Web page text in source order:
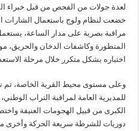
لعدة جولات من الفحص من قبل خبراء
خضعت لنظام ولوج باستعمال الشارات
مراقبة بصرية على مدار الساعة،
المتطورة وكاشفات الدخان والحريق،
اختباره بشكل متكرر خلال مرحلة
وعلى مستوى محيط القرية الخاصة، تم
للمديرية العامة لمراقبة التراب
الكبرى من قبيل الهجومات العنيفة
دوريات للشرطة سريعة الحركة وأخرى